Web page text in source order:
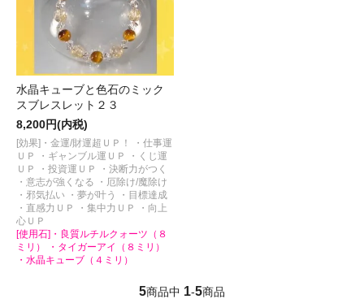
水晶キューブと色石のミック
スブレスレット２３
8,200円(内税)
[効果]・金運/財運超ＵＰ！ ・仕事運
ＵＰ ・ギャンブル運ＵＰ ・くじ運
ＵＰ ・投資運ＵＰ ・決断力がつく
・意志が強くなる ・厄除け/魔除け
・邪気払い ・夢が叶う ・目標達成
・直感力ＵＰ ・集中力ＵＰ ・向上
心ＵＰ
[使用石]・良質ルチルクォーツ（８
ミリ） ・タイガーアイ（８ミリ）
・水晶キューブ（４ミリ）
5商品中 1-5商品